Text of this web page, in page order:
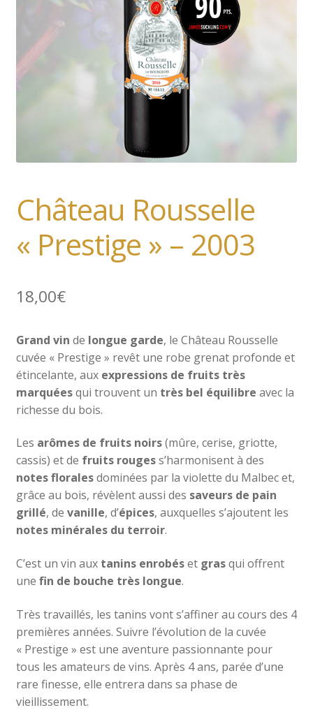
Blanc
Château Rousselle
« Prestige » – 2003
18,00€
Grand vin de longue garde, le Château Rousselle
cuvée « Prestige » revêt une robe grenat profonde et
étincelante, aux expressions de fruits très
marquéesqui trouvent un très bel équilibre avec la
richesse du bois.
Les arômes de fruits noirs(mûre, cerise, griotte,
cassis) et de fruits rougess’harmonisent à des
notes floralesdominées par la violette du Malbec et,
grâce au bois, révèlent aussi des saveurs de pain
grillé, de vanille, d’épices, auxquelles s’ajoutent les
notes minérales du terroir.
C’est un vin aux tanins enrobéset grasqui offrent
une fin de bouche très longue.
Très travaillés, les tanins vont s’affiner au cours des 4
premières années. Suivre l’évolution de la cuvée
« Prestige » est une aventure passionnante pour
tous les amateurs de vins. Après 4 ans, parée d’une
rare finesse, elle entrera dans sa phase de
vieillissement.